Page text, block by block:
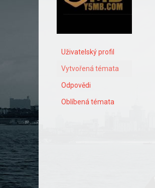
Uživatelský profil
Vytvořená témata
Odpovědi
Oblíbená témata